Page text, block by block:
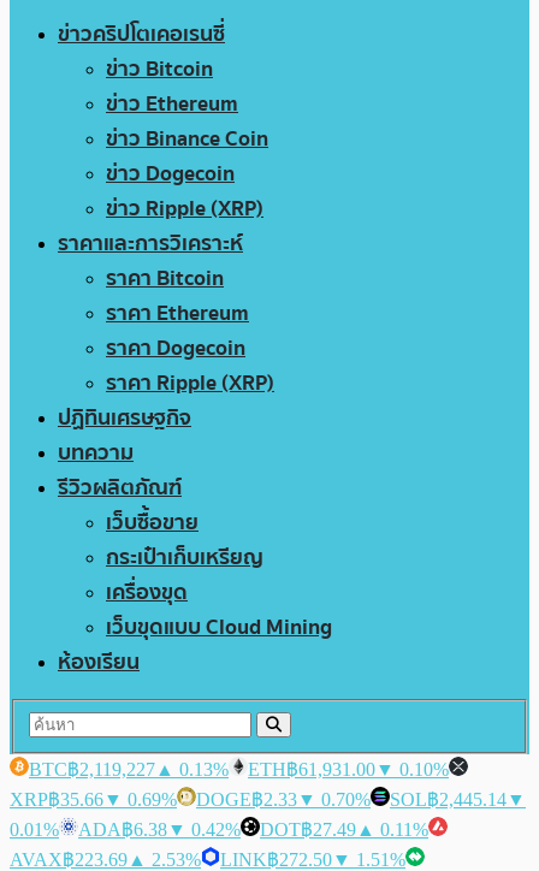
ข่าวคริปโตเคอเรนซี่
ข่าว Bitcoin
ข่าว Ethereum
ข่าว Binance Coin
ข่าว Dogecoin
ข่าว Ripple (XRP)
ราคาและการวิเคราะห์
ราคา Bitcoin
ราคา Ethereum
ราคา Dogecoin
ราคา Ripple (XRP)
ปฏิทินเศรษฐกิจ
บทความ
รีวิวผลิตภัณฑ์
เว็บซื้อขาย
กระเป๋าเก็บเหรียญ
เครื่องขุด
เว็บขุดแบบ Cloud Mining
ห้องเรียน
BTC฿2,119,227 ▲ 0.13% ETH฿61,931.00▼ 0.10%
XRP฿35.66▼ 0.69% DOGE฿2.33▼ 0.70% SOL฿2,445.14▼
0.01%
ADA฿6.38▼ 0.42% DOT฿27.49 ▲ 0.11%
AVAX฿223.69 ▲ 2.53% LINK฿272.50▼ 1.51%